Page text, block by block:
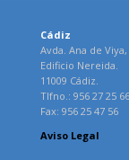
Cádiz
Avda. Ana de Viya,
Edificio Nereida.
11009 Cádiz.
Tlfno.: 956 27 25 66
Fax: 956 25 47 56
Aviso Legal